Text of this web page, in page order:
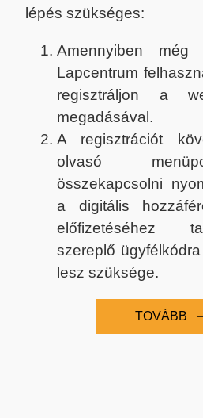
lépés szükséges:
Amennyiben még
Lapcentrum
regisztráljon a
megadásával.
A regisztrációt
olvasó
összekapcsolni
a digitális
előfizetéséhez
szereplő
lesz szüksége.
TOVÁBB